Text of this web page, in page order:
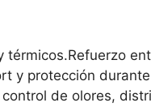
y protección
de olores,